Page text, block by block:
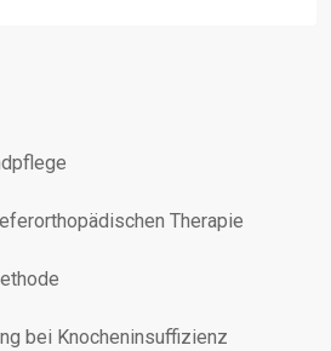
Therapie
bei Knocheninsuffizienz